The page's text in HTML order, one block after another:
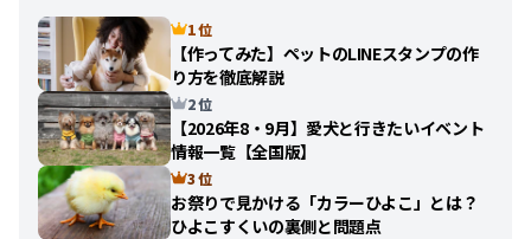
1 位
【作ってみた】ペットのLINEスタンプの作
り方を徹底解説
2 位
【2026年8・9月】愛犬と行きたいイベント
情報一覧【全国版】
3 位
お祭りで見かける「カラーひよこ」とは？
ひよこすくいの裏側と問題点